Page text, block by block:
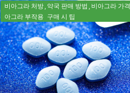
비아그라 처방 약국 판매 방법 비아그라 가격
아그라 부작용 구매 시 팁